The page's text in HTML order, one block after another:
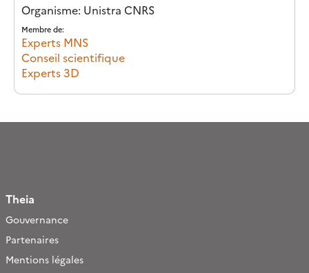
Organisme: Unistra CNRS
Membre de:
Experts MNS
Conseil scientifique
Experts 3D
Theia
Gouvernance
Partenaires
Mentions légales